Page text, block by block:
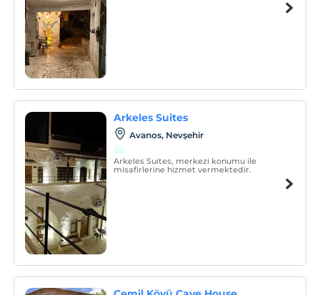
Arkeles Suites
Avanos, Nevşehir
Arkeles Suites, merkezi konumu ile
misafirlerine hizmet vermektedir.